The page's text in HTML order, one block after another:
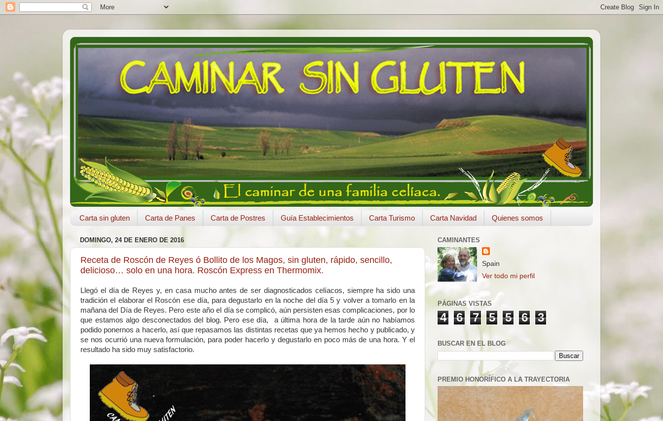
Carta sin gluten Carta de Panes Carta de Postres Guía Establecimientos Carta Turismo Carta Navidad Quienes somos
DOMINGO, 24 DE ENERO DE 2016
Receta de Roscón de Reyes ó Bollito de los Magos, sin gluten, rápido, sencillo,
delicioso… solo en una hora. Roscón Express en Thermomix.
Llegó el día de Reyes y, en casa mucho antes de ser diagnosticados celíacos, siempre ha sido una
tradición el elaborar el Roscón ese día, para degustarlo en la noche del día 5 y volver a tomarlo en la
mañana del Día de Reyes. Pero este año el día se complicó, aún persisten esas complicaciones, por lo
que estamos algo desconectados del blog. Pero ese día, a última hora de la tarde aún no habíamos
podido ponernos a hacerlo, así que repasamos las distintas recetas que ya hemos hecho y publicado, y
se nos ocurrió una nueva formulación, para poder hacerlo y degustarlo en poco más de una hora. Y el
resultado ha sido muy satisfactorio.
CAMINANTES
Spain
Ver todo mi perfil
PÁGINAS VISTAS
4 6 7 5 5 6 3
BUSCAR EN EL BLOG
PREMIO HONORÍFICO A LA TRAYECTORIA